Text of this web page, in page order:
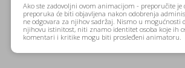
Ako ste zadovoljni ovom animacijom - preporučite je
preporuka će biti objavljena nakon odobrenja
ne odgovara za njihov sadržaj. Nismo u mogućnosti
njihovu istinitost, niti znamo identitet osoba koje ih
komentari i kritike mogu biti prosleđeni animatoru.